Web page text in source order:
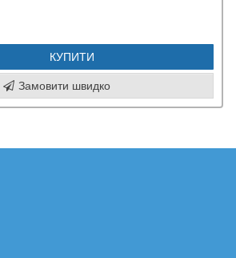
КУПИТИ
Замовити швидко